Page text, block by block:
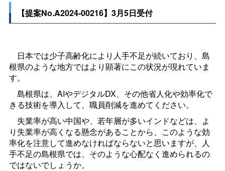
【提案No.A2024-00216】3月5日受付
日本では少子高齢化により人手不足が続いており、島
根県のような地方ではより顕著にこの状況が現れていま
す。
島根県は、AIやデジタルDX、その他省人化や効率化で
きる技術を導入して、職員削減を進めてください。
失業率が高い中国や、若年層が多いインドなどは、よ
り失業率が高くなる懸念があることから、このような効
率化を注意して進めなければならないと思いますが、人
手不足の島根県では、そのような心配なく進められるの
ではないでしょうか。